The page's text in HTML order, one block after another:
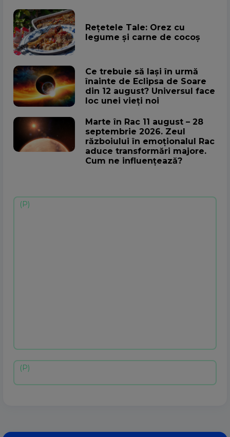
Rețetele Tale: Orez cu
legume și carne de cocoș
Ce trebuie să lași în urmă
înainte de Eclipsa de Soare
din 12 august? Universul face
loc unei vieți noi
Marte în Rac 11 august – 28
septembrie 2026. Zeul
războiului în emoționalul Rac
aduce transformări majore.
Cum ne influențează?